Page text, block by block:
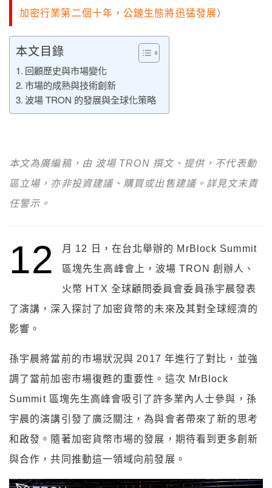
加密行業第二個十年，公鏈生態將迅猛發展）
本文目錄
回顧歷史與市場變化
市場的成熟與技術創新
波場 TRON 的發展與全球化策略
本文為廣編稿，由 波場 TRON 撰文、提供，不代表動
區立場，亦非投資建議、購買或出售建議。詳見文末責
任警示。
12
月 12 日，在台北舉辦的 MrBlock Summit
區塊先生高峰會上，波場 TRON 創辦人、
火幣 HTX 全球顧問委員會委員孫宇晨發表
了演講，深入探討了加密貨幣的未來及其對全球經濟的
影響。
孫宇晨將當前的市場狀況與 2017 年進行了對比，並強
調了當前加密市場復甦的重要性。這次 MrBlock
Summit 區塊先生高峰會吸引了許多業內人士參與，孫
宇晨的演講引發了廣泛關注，為與會者帶來了新的思考
和啟發。隨著加密貨幣市場的發展，期待看到更多創新
與合作，共同推動這一領域向前發展。